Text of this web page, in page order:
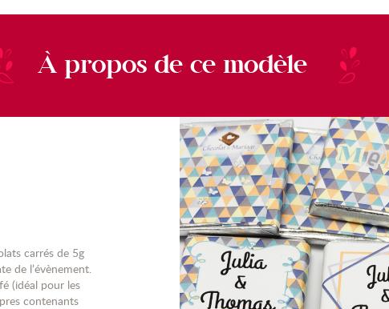
À propos de ce modèle
carrés de 5g
de l’évènement.
(idéal pour les
contenants